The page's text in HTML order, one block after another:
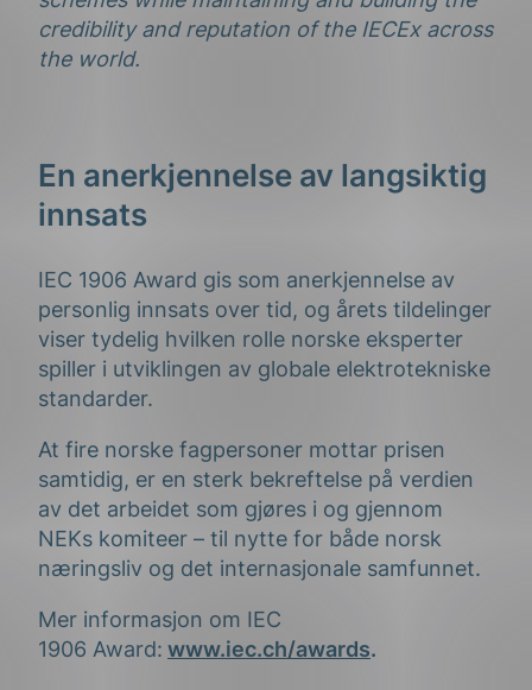
credibility and reputation of the IECEx across
the world.
En anerkjennelse av langsiktig
innsats
IEC 1906 Award gis som anerkjennelse av
personlig innsats over tid, og årets tildelinger
viser tydelig hvilken rolle norske eksperter
spiller i utviklingen av globale elektrotekniske
standarder.
At fire norske fagpersoner mottar prisen
samtidig, er en sterk bekreftelse på verdien
av det arbeidet som gjøres i og gjennom
NEKs komiteer – til nytte for både norsk
næringsliv og det internasjonale samfunnet.
Mer informasjon om IEC
1906 Award: www.iec.ch/awards.